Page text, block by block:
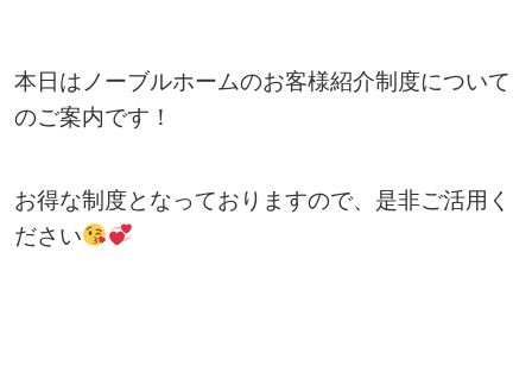
本日はノーブルホームのお客様紹介制度について
のご案内です！
お得な制度となっておりますので、是非ご活用く
ださい